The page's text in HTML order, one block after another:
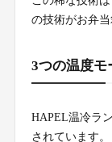
の技術がお弁当
3つの温度モ
HAPEL温冷ラ
されています。